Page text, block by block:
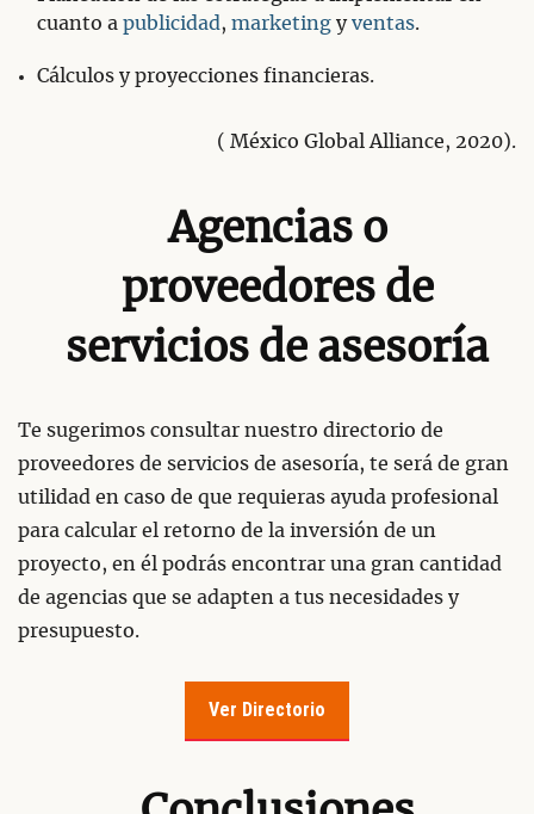
cuanto a publicidad , marketing yventas.
Cálculos y proyecciones financieras.
( México Global Alliance, 2020).
Agencias o
proveedores de
servicios de asesoría
Te sugerimos consultar nuestro directorio de
proveedores de servicios de asesoría, te será de gran
utilidad en caso de que requieras ayuda profesional
para calcular el retorno de la inversión de un
proyecto, en él podrás encontrar una gran cantidad
de agencias que se adapten a tus necesidades y
presupuesto.
Ver Directorio